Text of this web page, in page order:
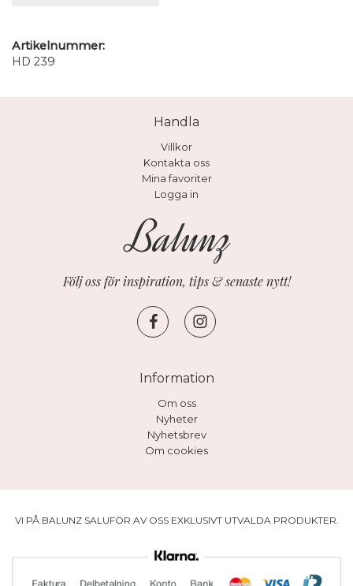
Artikelnummer:
HD 239
Handla
Villkor
Kontakta oss
Mina favoriter
Logga in
Följ oss för inspiration, tips & senaste nytt!
Information
Om oss
Nyheter
Nyhetsbrev
Om cookies
VI PÅ BALUNZ SALUFÖR AV OSS EXKLUSIVT UTVALDA PRODUKTER.